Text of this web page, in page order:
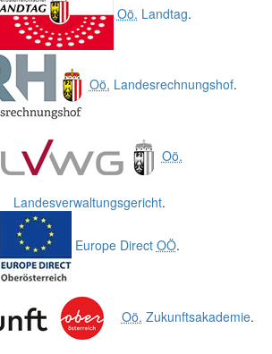
Oö. Landtag.
Oö. Landesrechnungshof.
Oö.
Landesverwaltungsgericht.
Europe Direct OÖ.
Oö. Zukunftsakademie.